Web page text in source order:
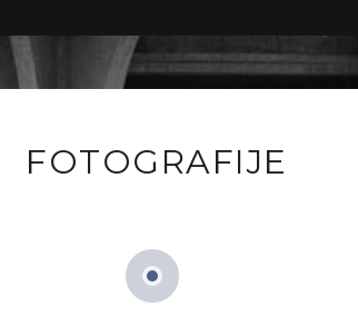
FOTOGRAFIJE